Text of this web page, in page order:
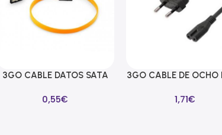
Añadir Al Carrito
3GO CABLE DATOS SATA
AMARILLO
0,55€
Añadir Al Carrito
3GO CABLE DE OCHO
1,71€